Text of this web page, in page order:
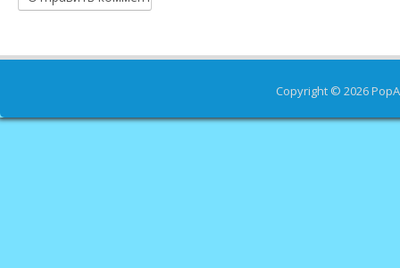
Copyright © 2026